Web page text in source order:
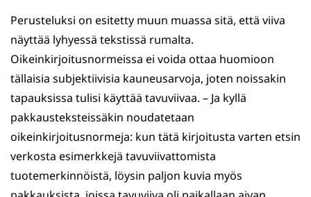
Perusteluksi on esitetty muun muassa sitä, että viiva
näyttää lyhyessä tekstissä rumalta.
Oikeinkirjoitusnormeissa ei voida ottaa huomioon
tällaisia subjektiivisia kauneusarvoja, joten noissakin
tapauksissa tulisi käyttää tavuviivaa. – Ja kyllä
pakkausteksteissäkin noudatetaan
oikeinkirjoitusnormeja: kun tätä kirjoitusta varten etsin
verkosta esimerkkejä tavuviivattomista
tuotemerkinnöistä, löysin paljon kuvia myös